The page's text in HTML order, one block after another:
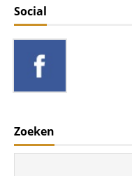
Social
Zoeken